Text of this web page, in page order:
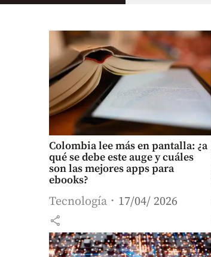
Colombia lee más en pantalla: ¿a
qué se debe este auge y cuáles
son las mejores apps para
ebooks?
Tecnología 17/04/ 2026
share